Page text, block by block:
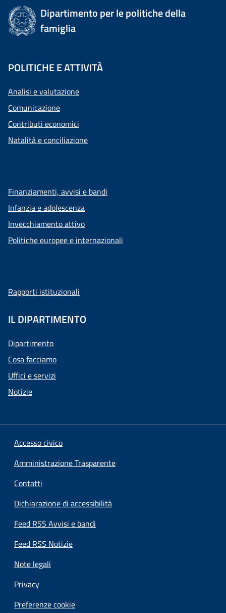
Dipartimento per le politiche della
famiglia
POLITICHE E ATTIVITÀ
Analisi e valutazione
Comunicazione
Contributi economici
Natalità e conciliazione
Finanziamenti, avvisi e bandi
Infanzia e adolescenza
Invecchiamento attivo
Politiche europee e internazionali
Rapporti istituzionali
IL DIPARTIMENTO
Dipartimento
Cosa facciamo
Uffici e servizi
Notizie
Accesso civico
Amministrazione Trasparente
Contatti
Dichiarazione di accessibilità
Feed RSS Avvisi e bandi
Feed RSS Notizie
Note legali
Privacy
Preferenze cookie